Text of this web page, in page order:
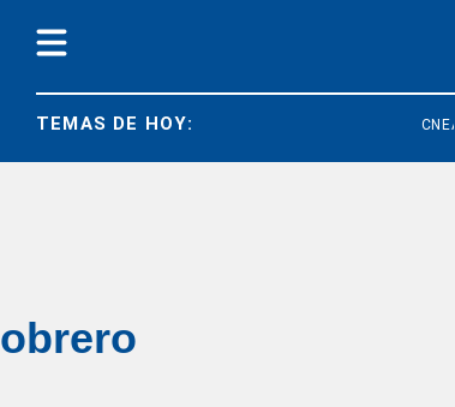
TEMAS DE HOY: CNEA
obrero